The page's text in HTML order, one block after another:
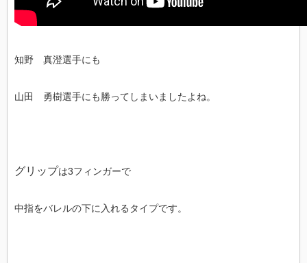
知野 真澄選手にも
山田 勇樹選手にも勝ってしまいましたよね。
グリップは3フィンガーで
中指をバレルの下に入れるタイプです。